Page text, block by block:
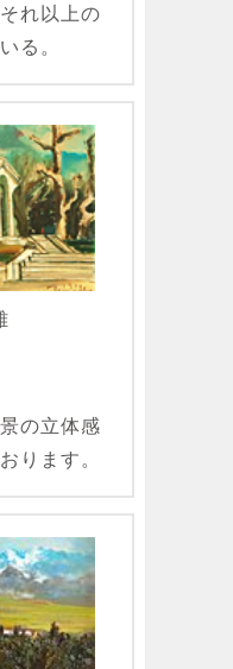
れ以上の
る。
の立体感
ります。